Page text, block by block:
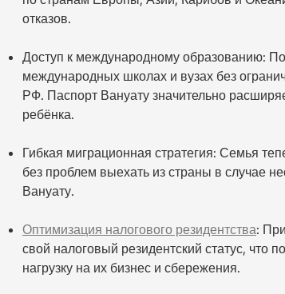
отказов.
Доступ к международному образованию:
международных школах и вузах без
РФ. Паспорт Вануату значительно
ребёнка.
Гибкая миграционная стратегия: Семья
без проблем выехать из страны в случае
Вануату.
Оптимизация налогового резидентства:
свой налоговый резидентский статус, что
нагрузку на их бизнес и сбережения.